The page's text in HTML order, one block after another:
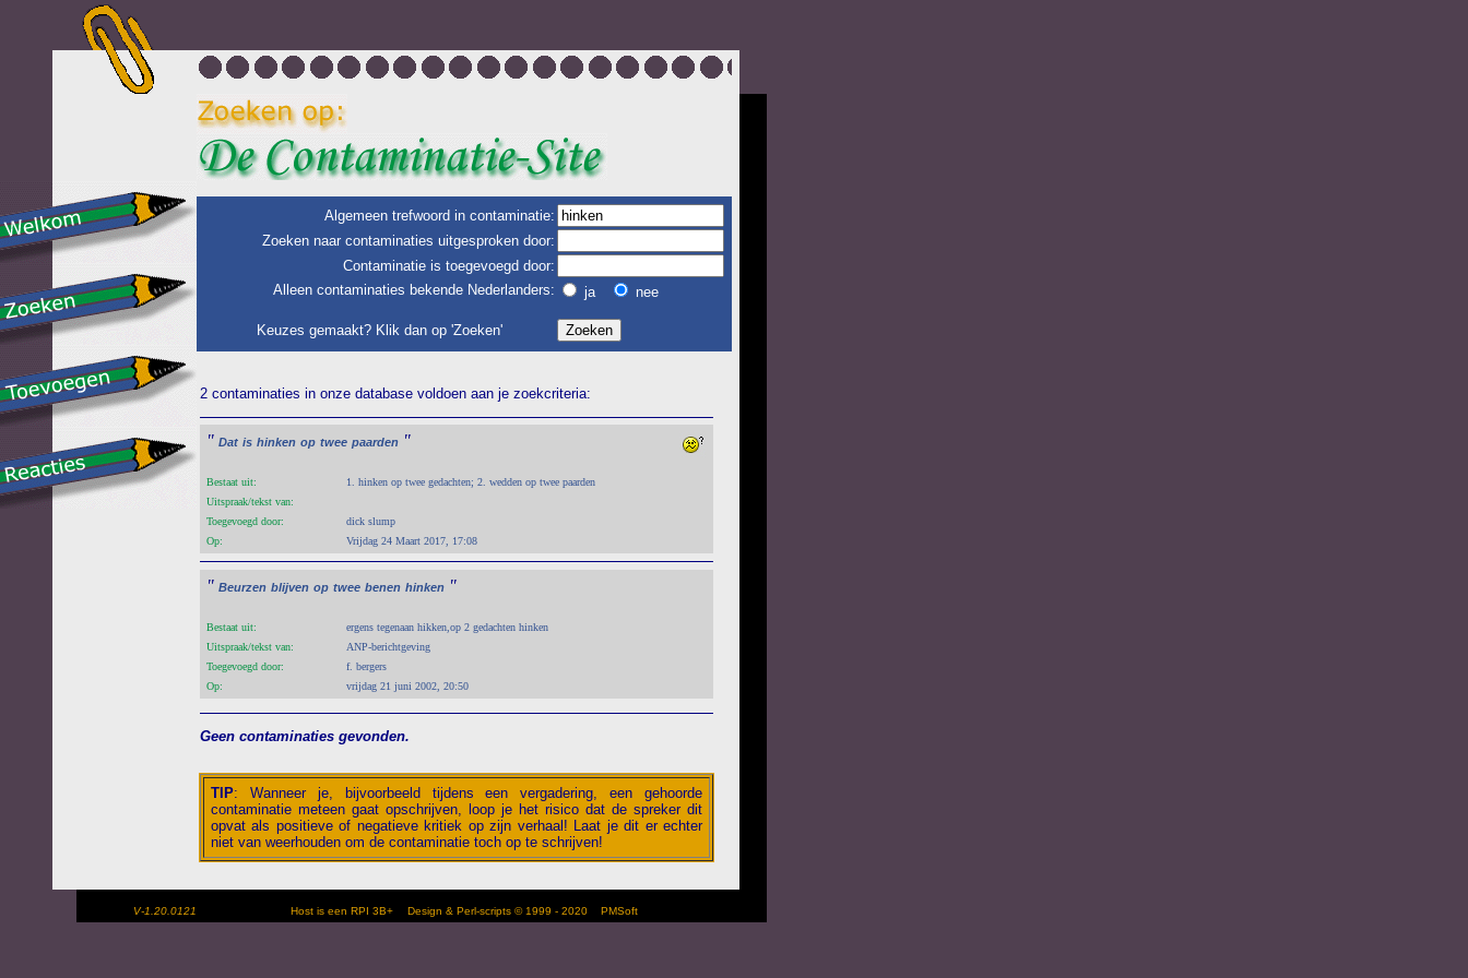
Algemeen trefwoord in contaminatie:
Zoeken naar contaminaties uitgesproken door:
Contaminatie is toegevoegd door:
Alleen contaminaties bekende Nederlanders:
ja nee
Keuzes gemaakt? Klik dan op 'Zoeken'
2 contaminaties in onze database voldoen aan je zoekcriteria:
" Dat is hinken op twee paarden "
Bestaat uit:
1. hinken op twee gedachten; 2. wedden op twee paarden
Uitspraak/tekst van:
Toegevoegd door:
dick slump
Op:
Vrijdag 24 Maart 2017, 17:08
" Beurzen blijven op twee benen hinken "
Bestaat uit:
ergens tegenaan hikken,op 2 gedachten hinken
Uitspraak/tekst van:
ANP-berichtgeving
Toegevoegd door:
f. bergers
Op:
vrijdag 21 juni 2002, 20:50
Geen contaminaties gevonden.
TIP: Wanneer je, bijvoorbeeld tijdens een vergadering, een gehoorde
contaminatie meteen gaat opschrijven, loop je het risico dat de spreker dit
opvat als positieve of negatieve kritiek op zijn verhaal! Laat je dit er echter
niet van weerhouden om de contaminatie toch op te schrijven!
V-1.20.0121 Host is een RPI 3B+ Design & Perl-scripts © 1999 - 2020 PMSoft